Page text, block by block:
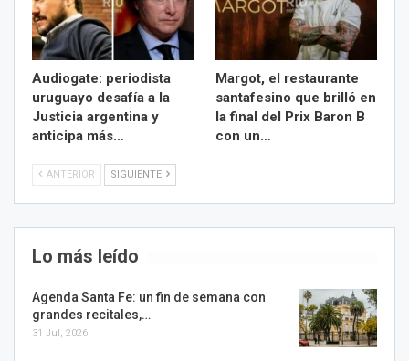
Audiogate: periodista
uruguayo desafía a la
Justicia argentina y
anticipa más…
Margot, el restaurante
santafesino que brilló en
la final del Prix Baron B
con un…
ANTERIOR SIGUIENTE
Lo más leído
Agenda Santa Fe: un fin de semana con
grandes recitales,…
31 Jul, 2026